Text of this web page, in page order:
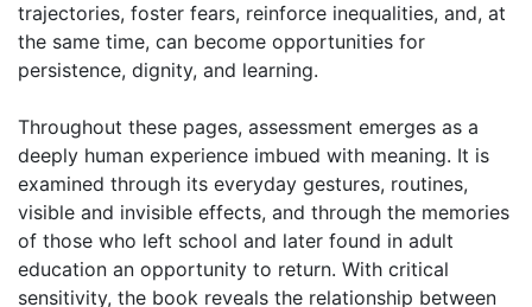
trajectories, foster fears, reinforce inequalities, and, at
the same time, can become opportunities for
persistence, dignity, and learning.
Throughout these pages, assessment emerges as a
deeply human experience imbued with meaning. It is
examined through its everyday gestures, routines,
visible and invisible effects, and through the memories
of those who left school and later found in adult
education an opportunity to return. With critical
sensitivity, the book reveals the relationship between